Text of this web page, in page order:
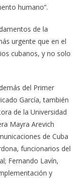
humano”.
de la
urgente que en el
cubanos, y no solo
del Primer
García, también
de la Universidad
Mayra Arevich
de Cuba
funcionarios del
Fernando Lavín,
y